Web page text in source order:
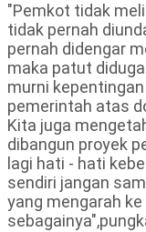
"Pemkot tidak
tidak pernah
pernah didengar
maka patut
murni
pemerintah atas
Kita juga
dibangun proyek
lagi hati - hati
sendiri jangan
yang mengarah